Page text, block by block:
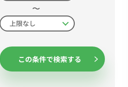
〜
この条件で検索する